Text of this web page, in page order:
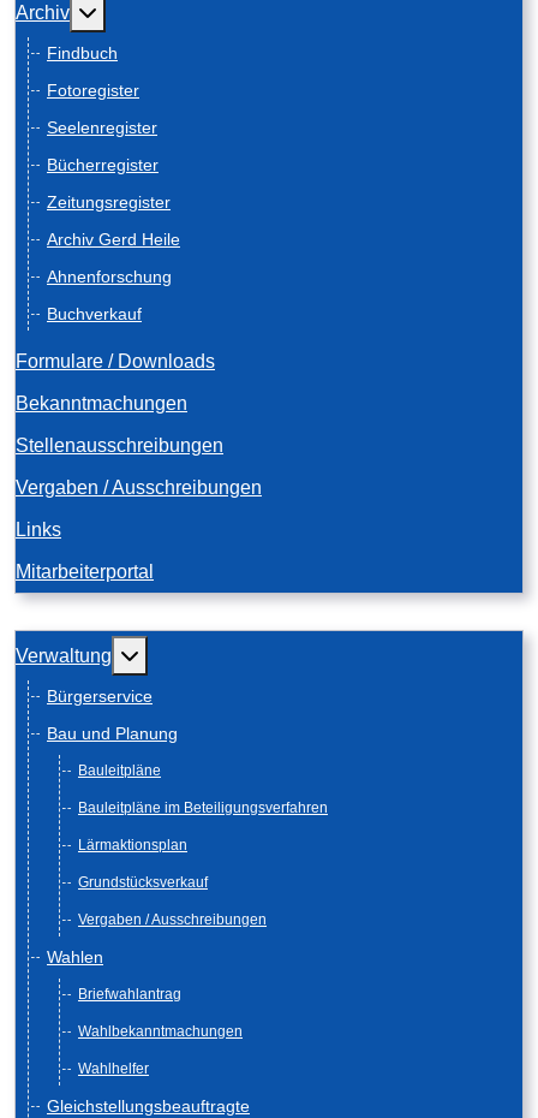
Archiv Weitere Informationen: Archiv
Findbuch
Fotoregister
Seelenregister
Bücherregister
Zeitungsregister
Archiv Gerd Heile
Ahnenforschung
Buchverkauf
Formulare / Downloads
Bekanntmachungen
Stellenausschreibungen
Vergaben / Ausschreibungen
Links
Mitarbeiterportal
Verwaltung Weitere Informationen: Verwaltung
Bürgerservice
Bau und Planung
Bauleitpläne
Bauleitpläne im Beteiligungsverfahren
Lärmaktionsplan
Grundstücksverkauf
Vergaben / Ausschreibungen
Wahlen
Briefwahlantrag
Wahlbekanntmachungen
Wahlhelfer
Gleichstellungsbeauftragte